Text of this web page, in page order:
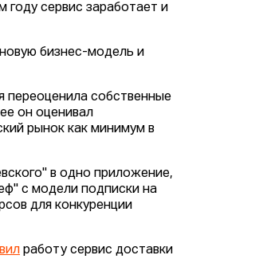
году сервис заработает и
бизнес-модель и
переоценила собственные
он оценивал
рынок как минимум в
в одно приложение,
с модели подписки на
для конкуренции
работу сервис доставки